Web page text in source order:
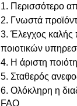
1. Περισσότερο
2. Γνωστά
3. Έλεγχος καλής
ποιοτικών
4. Η άριστη
5. Σταθερός
6. Ολόκληρη η
FAQ